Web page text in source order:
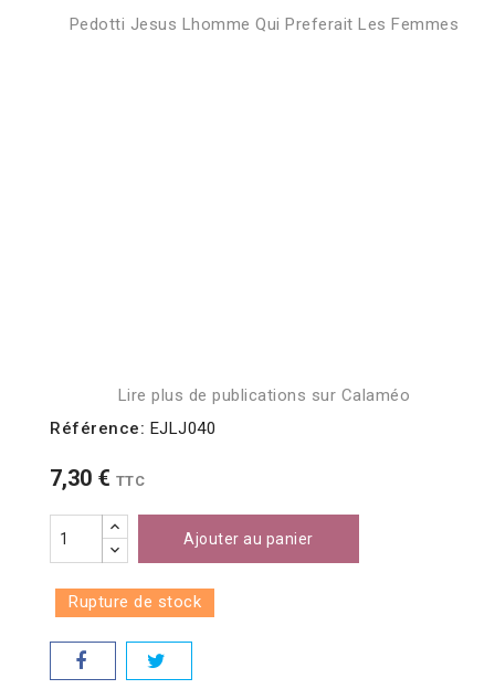
Pedotti Jesus Lhomme Qui Preferait Les Femmes
Lire plus de publications sur Calaméo
Référence: EJLJ040
7,30 € TTC
Ajouter au panier
Rupture de stock